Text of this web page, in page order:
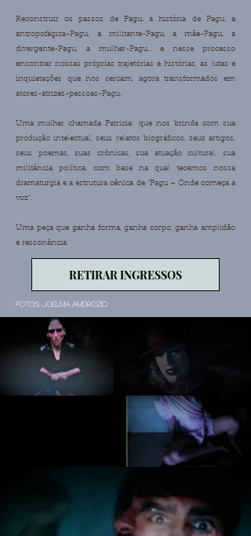
Reconstruir os passos de Pagu, a história de Pagu, a
antropofágica-Pagu, a militante-Pagu, a mãe-Pagu, a
divergente-Pagu, a mulher-Pagu... e nesse processo
encontrar nossas próprias trajetórias e histórias, as lutas e
inquietações que nos cercam, agora transformados em
atores-atrizes-pessoas-Pagu.
Uma mulher chamada Patrícia: que nos brinda com sua
produção intelectual, seus relatos biográficos, seus artigos,
seus poemas, suas crônicas, sua atuação cultural, sua
militância política, com base na qual tecemos nossa
dramaturgia e a estrutura cênica de “Pagu – Onde começa a
voz”.
Uma peça que ganha forma, ganha corpo, ganha amplidão
e ressonância.
RETIRAR INGRESSOS
Fotos: Joelma Ambrózio